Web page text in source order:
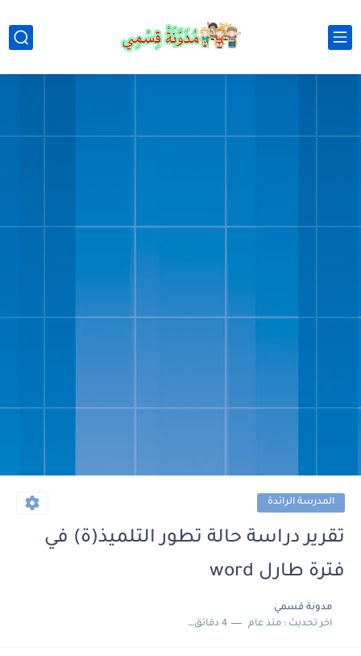
المدرسة الرائدة
تقرير دراسة حالة تطور التلميذ(ة) في
فترة طارل word
مدونة قسمي
اخر تحديث :منذ عام 4 دقائق للقراءة